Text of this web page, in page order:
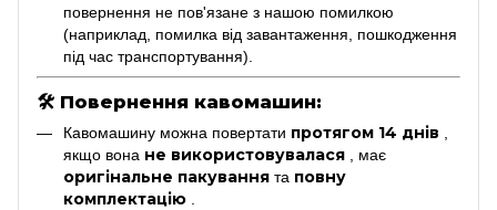
повернення не пов'язане з нашою помилкою
(наприклад, помилка від завантаження, пошкодження
під час транспортування).
🛠 Повернення кавомашин:
Кавомашину можна повертати протягом 14 днів
якщо вона не використовувалася , має
оригінальне пакування та повну
комплектацію